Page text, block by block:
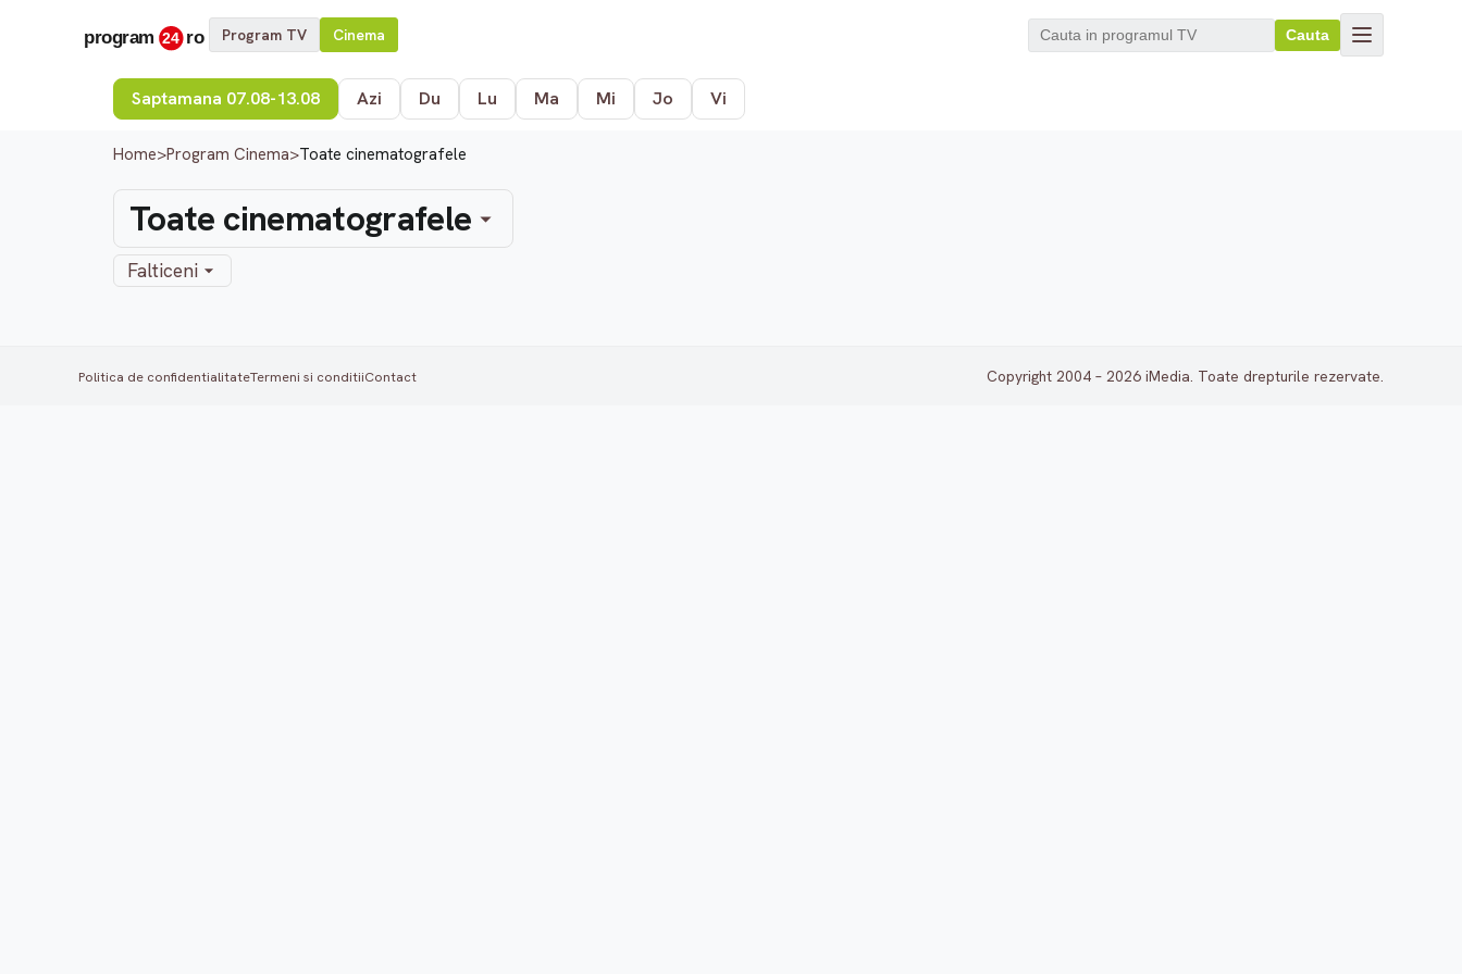
Program TV Cinema Cauta
Saptamana 07.08-13.08 Azi Du Lu Ma Mi Jo Vi
Home>Program Cinema>Toate cinematografele
Toate cinematografele
Falticeni
Politica de confidentialitateTermeni si conditiiContact Copyright 2004 – 2026 iMedia. Toate drepturile rezervate.